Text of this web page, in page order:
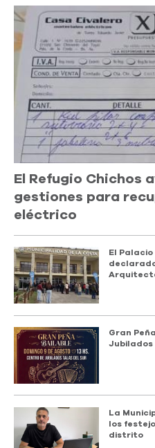
El Refugio Chichos
gestiones para
eléctrico
El
Gran
Jubilados
La
los
distrito